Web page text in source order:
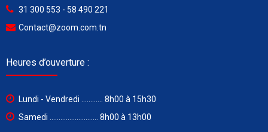
31 300 553 - 58 490 221
Contact@zoom.com.tn
Heures d’ouverture :
Lundi - Vendredi ............ 8h00 à 15h30
Samedi ........................... 8h00 à 13h00